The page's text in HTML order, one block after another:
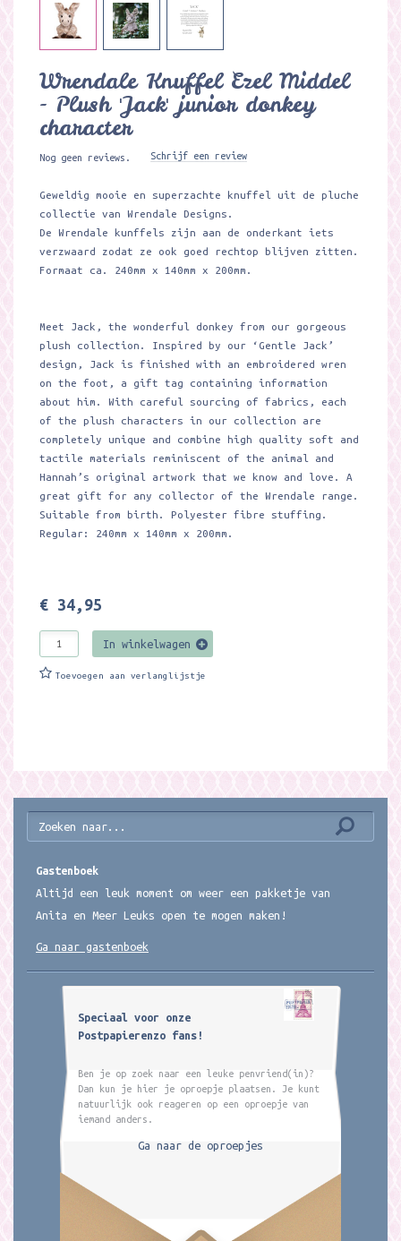
Wrendale Knuffel Ezel Middel
- Plush 'Jack' junior donkey
character
Nog geen reviews. Schrijf een review
Geweldig mooie en superzachte knuffel uit de pluche
collectie van Wrendale Designs.
De Wrendale kunffels zijn aan de onderkant iets
verzwaard zodat ze ook goed rechtop blijven zitten.
Formaat ca. 240mm x 140mm x 200mm.
Meet Jack, the wonderful donkey from our gorgeous
plush collection. Inspired by our ‘Gentle Jack’
design, Jack is finished with an embroidered wren
on the foot, a gift tag containing information
about him. With careful sourcing of fabrics, each
of the plush characters in our collection are
completely unique and combine high quality soft and
tactile materials reminiscent of the animal and
Hannah’s original artwork that we know and love. A
great gift for any collector of the Wrendale range.
Suitable from birth. Polyester fibre stuffing.
Regular: 240mm x 140mm x 200mm.
€ 34,95
In winkelwagen
Toevoegen aan verlanglijstje
Gastenboek
Altijd een leuk moment om weer een pakketje van
Anita en Meer Leuks open te mogen maken!
Ga naar gastenboek
Speciaal voor onze
Postpapierenzo fans!
Ben je op zoek naar een leuke penvriend(in)?
Dan kun je hier je oproepje plaatsen. Je kunt
natuurlijk ook reageren op een oproepje van
iemand anders.
Ga naar de oproepjes